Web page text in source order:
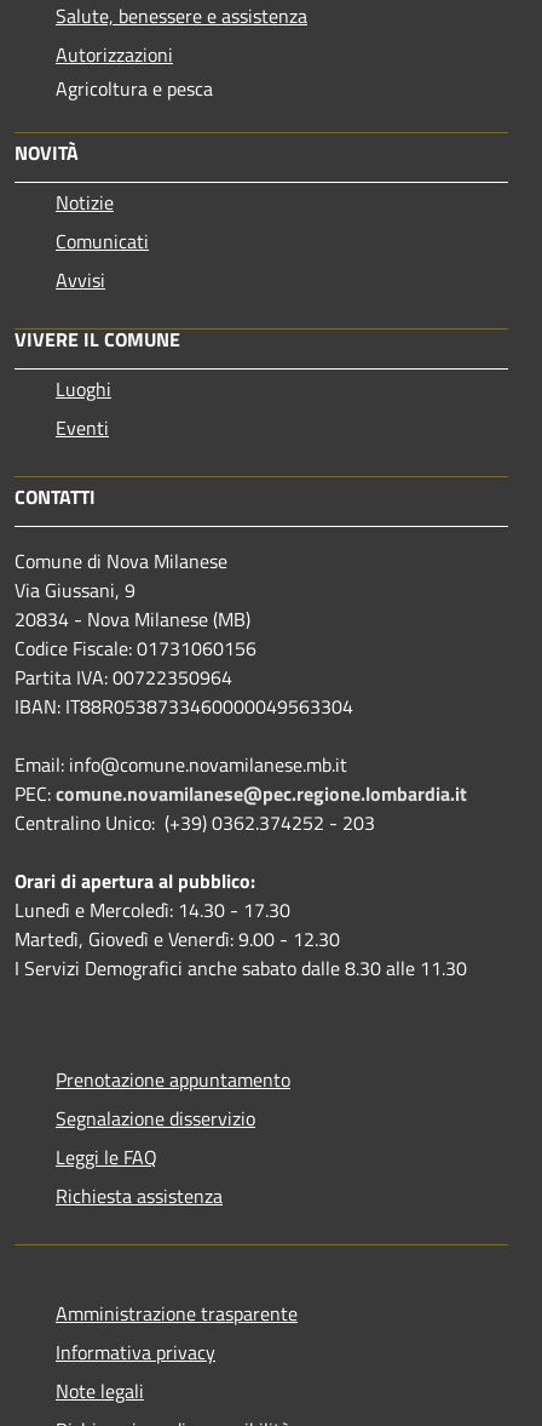
Salute, benessere e assistenza
Autorizzazioni
Agricoltura e pesca
NOVITÀ
Notizie
Comunicati
Avvisi
VIVERE IL COMUNE
Luoghi
Eventi
CONTATTI
Comune di Nova Milanese
Via Giussani, 9
20834 - Nova Milanese (MB)
Codice Fiscale: 01731060156
Partita IVA: 00722350964
IBAN: IT88R0538733460000049563304
Email: info@comune.novamilanese.mb.it
PEC:comune.novamilanese@pec.regione.lombardia.it
Centralino Unico: (+39) 0362.374252 - 203
Orari di apertura al pubblico:
Lunedì e Mercoledì: 14.30 - 17.30
Martedì, Giovedì e Venerdì: 9.00 - 12.30
I Servizi Demografici anche sabato dalle 8.30 alle 11.30
Prenotazione appuntamento
Segnalazione disservizio
Leggi le FAQ
Richiesta assistenza
Amministrazione trasparente
Informativa privacy
Note legali